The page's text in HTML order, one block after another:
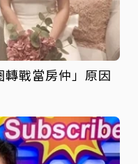
戰當房仲」原因